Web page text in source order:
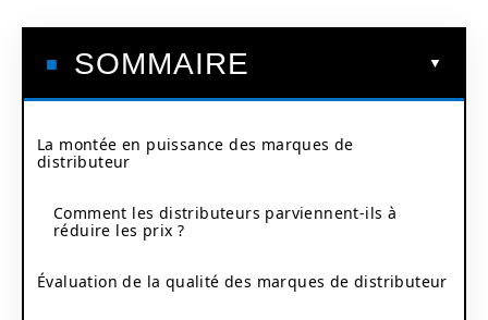
SOMMAIRE
La montée en puissance des marques de
distributeur
Comment les distributeurs parviennent-ils à
réduire les prix ?
Évaluation de la qualité des marques de distributeur